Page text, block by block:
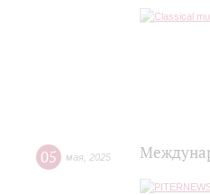
05 мая 2025